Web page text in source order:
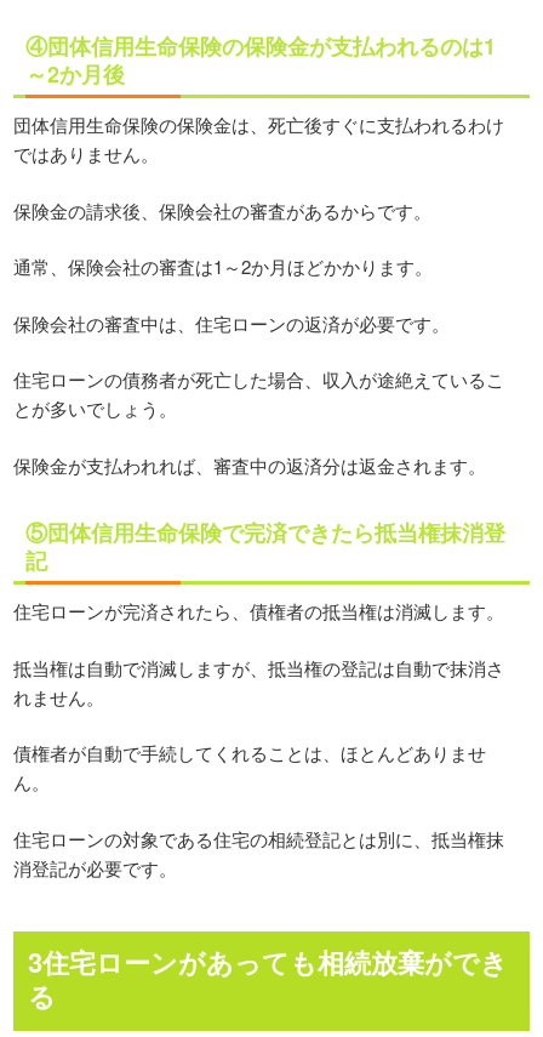
④団体信用生命保険の保険金が支払われるのは1
～2か月後
団体信用生命保険の保険金は、死亡後すぐに支払われるわけ
ではありません。
保険金の請求後、保険会社の審査があるからです。
通常、保険会社の審査は1～2か月ほどかかります。
保険会社の審査中は、住宅ローンの返済が必要です。
住宅ローンの債務者が死亡した場合、収入が途絶えているこ
とが多いでしょう。
保険金が支払われれば、審査中の返済分は返金されます。
⑤団体信用生命保険で完済できたら抵当権抹消登
記
住宅ローンが完済されたら、債権者の抵当権は消滅します。
抵当権は自動で消滅しますが、抵当権の登記は自動で抹消さ
れません。
債権者が自動で手続してくれることは、ほとんどありませ
ん。
住宅ローンの対象である住宅の相続登記とは別に、抵当権抹
消登記が必要です。
3住宅ローンがあっても相続放棄ができ
る